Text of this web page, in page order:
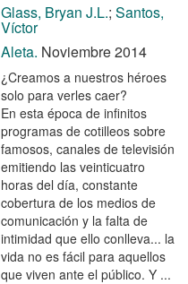
Glass, Bryan J.L.; Santos,
Víctor
Aleta. Noviembre 2014
¿Creamos a nuestros héroes
solo para verles caer?
En esta época de infinitos
programas de cotilleos sobre
famosos, canales de televisión
emitiendo las veinticuatro
horas del día, constante
cobertura de los medios de
comunicación y la falta de
intimidad que ello conlleva... la
vida no es fácil para aquellos
que viven ante el público. Y ...